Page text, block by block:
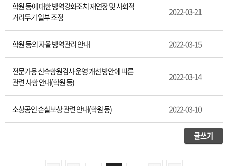
학원 등에 대한 방역강화조치 재연장 및 사회적
거리두기 일부 조정
2022-03-21
학원 등의 자율 방역관리 안내 2022-03-15
전문가용 신속항원검사 운영 개선 방안에 따른
관련 사항 안내(학원 등)
2022-03-14
소상공인 손실보상 관련 안내(학원 등) 2022-03-10
글쓰기